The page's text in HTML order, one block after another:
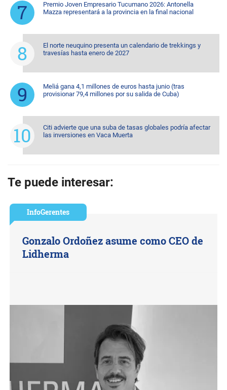
Premio Joven Empresario Tucumano 2026: Antonella
Mazza representará a la provincia en la final nacional
El norte neuquino presenta un calendario de trekkings y
travesías hasta enero de 2027
Meliá gana 4,1 millones de euros hasta junio (tras
provisionar 79,4 millones por su salida de Cuba)
Citi advierte que una suba de tasas globales podría afectar
las inversiones en Vaca Muerta
Te puede interesar:
InfoGerentes
Gonzalo Ordoñez asume como CEO de
Lidherma